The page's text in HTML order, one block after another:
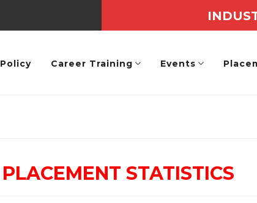
Policy Career Training Events
PLACEMENT STATISTICS